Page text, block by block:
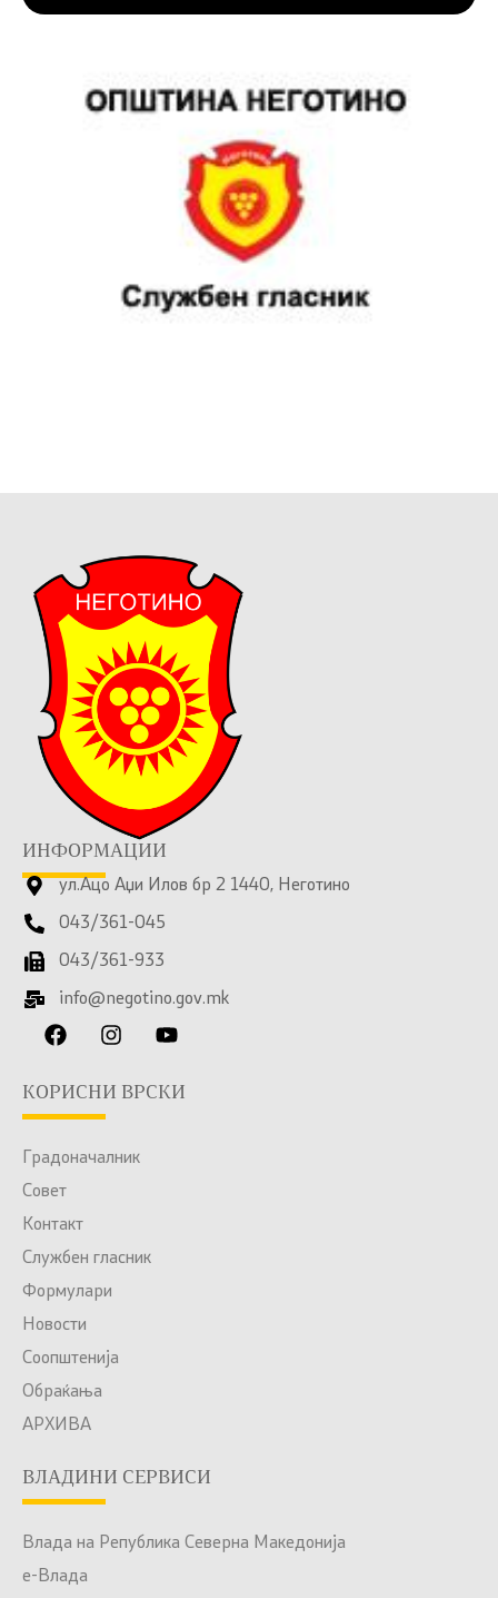
ИНФОРМАЦИИ
ул.Ацо Аџи Илов бр 2 1440, Неготино
043/361-045
043/361-933
info@negotino.gov.mk
КОРИСНИ ВРСКИ
Градоначалник
Совет
Контакт
Службен гласник
Формулари
Новости
Соопштенија
Обраќања
АРХИВА
ВЛАДИНИ СЕРВИСИ
Влада на Република Северна Македонија
е-Влада